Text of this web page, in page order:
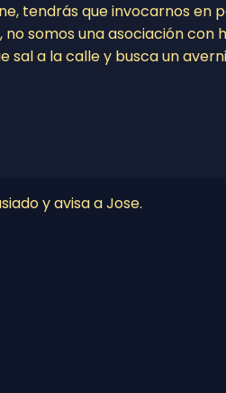
tendrás que invocarnos en
somos una asociación con
sal a la calle y busca un
y avisa a Jose.